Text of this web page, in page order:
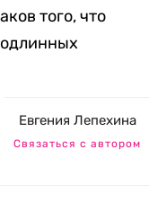
того, что
Евгения Лепехина
Связаться с автором